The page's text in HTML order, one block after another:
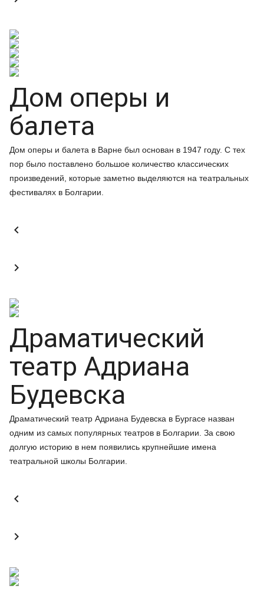
Дом оперы и
балета
Дом оперы и балета в Варне был основан в 1947 году. С тех
пор было поставлено большое количество классических
произведений, которые заметно выделяются на театральных
фестивалях в Болгарии.


Драматический
театр Адриана
Будевска
Драматический театр Адриана Будевска в Бургасе назван
одним из самых популярных театров в Болгарии. За свою
долгую историю в нем появились крупнейшие имена
театральной школы Болгарии.

